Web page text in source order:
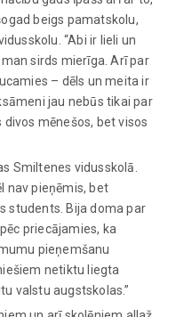
beigs pamatskolu,
“Abi ir lieli un
sirds mierīga. Arī par
– dēls un meita ir
jau nebūs tikai par
mēnešos, bet visos
Smiltenes vidusskolā.
nav pieņēmis, bet
students. Bija doma par
priecājamies, ka
pieņemšanu
netiktu liegta
valstu augstskolas.”